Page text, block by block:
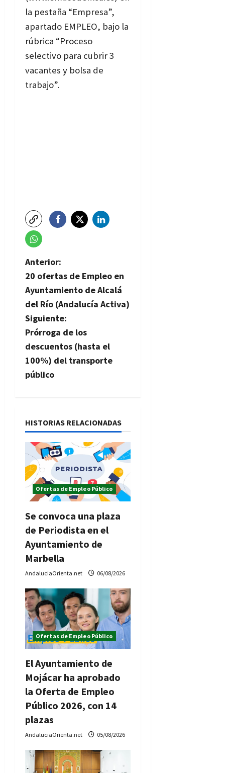
la pestaña “Empresa”,
apartado EMPLEO, bajo la
rúbrica “Proceso
selectivo para cubrir 3
vacantes y bolsa de
trabajo”.
N
a
v
e
g
a
ó
n
d
e
e
n
t
a
d
a
s
Anterior:
20 ofertas de Empleo en
Ayuntamiento de Alcalá
del Río (Andalucía Activa)
Siguiente:
Prórroga de los
descuentos (hasta el
100%) del transporte
público
HISTORIAS RELACIONADAS
Ofertas de Empleo Público
Se convoca una plaza
de Periodista en el
Ayuntamiento de
Marbella
AndaluciaOrienta.net 06/08/2026
Ofertas de Empleo Público
El Ayuntamiento de
Mojácar ha aprobado
la Oferta de Empleo
Público 2026, con 14
plazas
AndaluciaOrienta.net 05/08/2026